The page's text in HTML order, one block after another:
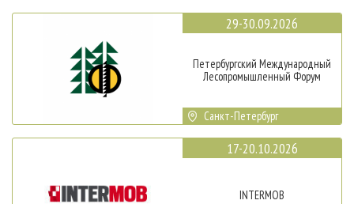
29-30.09.2026
Петербургский Международный
Лесопромышленный Форум
Санкт-Петербург
17-20.10.2026
INTERMOB